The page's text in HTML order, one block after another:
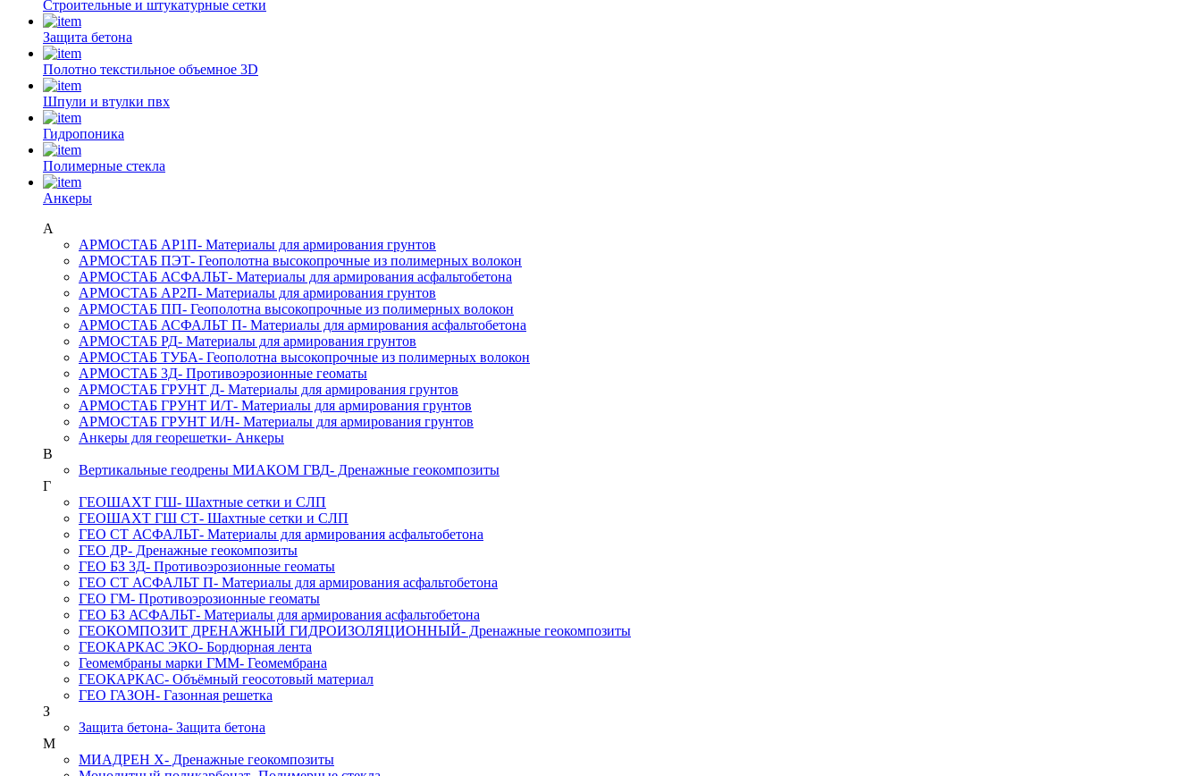
Строительные и штукатурные сетки
Защита бетона
Полотно текстильное объемное 3D
Шпули и втулки пвх
Гидропоника
Полимерные стекла
Анкеры
А
АРМОСТАБ АР1П- Материалы для армирования грунтов
АРМОСТАБ ПЭТ- Геополотна высокопрочные из полимерных волокон
АРМОСТАБ АСФАЛЬТ- Материалы для армирования асфальтобетона
АРМОСТАБ АР2П- Материалы для армирования грунтов
АРМОСТАБ ПП- Геополотна высокопрочные из полимерных волокон
АРМОСТАБ АСФАЛЬТ П- Материалы для армирования асфальтобетона
АРМОСТАБ РД- Материалы для армирования грунтов
АРМОСТАБ ТУБА- Геополотна высокопрочные из полимерных волокон
АРМОСТАБ 3Д- Противоэрозионные геоматы
АРМОСТАБ ГРУНТ Д- Материалы для армирования грунтов
АРМОСТАБ ГРУНТ И/Т- Материалы для армирования грунтов
АРМОСТАБ ГРУНТ И/Н- Материалы для армирования грунтов
Анкеры для георешетки- Анкеры
В
Вертикальные геодрены МИАКОМ ГВД- Дренажные геокомпозиты
Г
ГЕОШАХТ ГШ- Шахтные сетки и СЛП
ГЕОШАХТ ГШ СТ- Шахтные сетки и СЛП
ГЕО СТ АСФАЛЬТ- Материалы для армирования асфальтобетона
ГЕО ДР- Дренажные геокомпозиты
ГЕО БЗ 3Д- Противоэрозионные геоматы
ГЕО СТ АСФАЛЬТ П- Материалы для армирования асфальтобетона
ГЕО ГМ- Противоэрозионные геоматы
ГЕО БЗ АСФАЛЬТ- Материалы для армирования асфальтобетона
ГЕОКОМПОЗИТ ДРЕНАЖНЫЙ ГИДРОИЗОЛЯЦИОННЫЙ- Дренажные геокомпозиты
ГЕОКАРКАС ЭКО- Бордюрная лента
Геомембраны марки ГММ- Геомембрана
ГЕОКАРКАС- Объёмный геосотовый материал
ГЕО ГАЗОН- Газонная решетка
З
Защита бетона- Защита бетона
М
МИАДРЕН Х- Дренажные геокомпозиты